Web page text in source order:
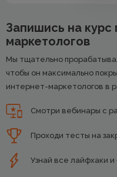
Запишись на курс
маркетологов
Мы тщательно
чтобы он максимально
интернет-маркетологов в
Смотри вебинары с
Проходи тесты на
Узнай все лайфхаки